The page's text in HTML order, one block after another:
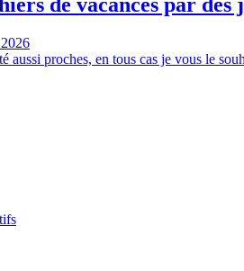
aussi proches, en tous cas je vous le